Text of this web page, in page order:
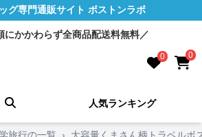
グ専門通販サイト ボストンラボ
にかかわらず全商品配送料無料／
0 0
人気ランキング